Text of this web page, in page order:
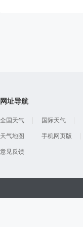
网址导航
全国天气 国际天气
天气地图 手机网页版
意见反馈